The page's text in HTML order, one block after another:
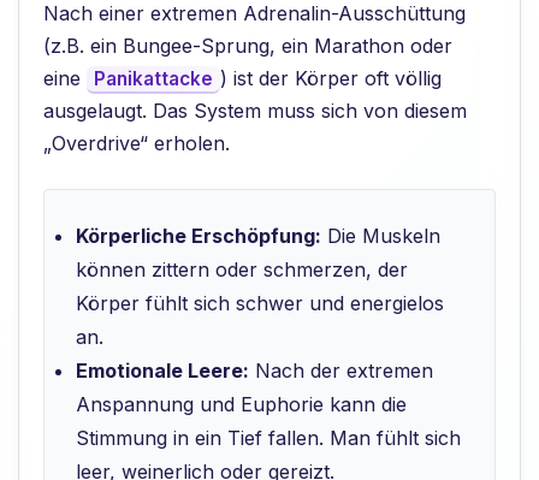
Nach einer extremen Adrenalin-Ausschüttung
(z.B. ein Bungee-Sprung, ein Marathon oder
eine
Panikattacke ) ist der Körper oft völlig
ausgelaugt. Das System muss sich von diesem
„Overdrive“ erholen.
Körperliche Erschöpfung: Die Muskeln
können zittern oder schmerzen, der
Körper fühlt sich schwer und energielos
an.
Emotionale Leere: Nach der extremen
Anspannung und Euphorie kann die
Stimmung in ein Tief fallen. Man fühlt sich
leer, weinerlich oder gereizt.